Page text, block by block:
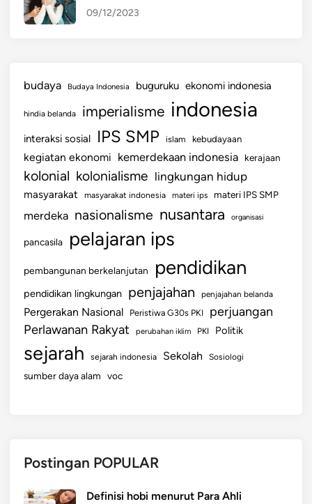
09/12/2023
budaya Budaya Indonesia buguruku ekonomi indonesia
hindia belanda imperialisme indonesia
interaksi sosial IPS SMP islam kebudayaan
kegiatan ekonomi kemerdekaan indonesia kerajaan
kolonial kolonialisme lingkungan hidup
masyarakat masyarakat indonesia materi ips materi IPS SMP
merdeka nasionalisme nusantara organisasi
pancasila pelajaran ips
pembangunan berkelanjutan pendidikan
pendidikan lingkungan penjajahan penjajahan belanda
Pergerakan Nasional Peristiwa G30s PKI perjuangan
Perlawanan Rakyat perubahan iklim PKI Politik
sejarah sejarah indonesia Sekolah Sosiologi
sumber daya alam voc
Postingan POPULAR
Definisi hobi menurut Para Ahli